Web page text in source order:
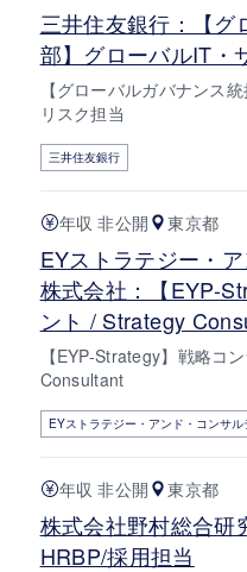
三井住友銀行：【グ
部】グローバルIT・
【グローバルガバナンス
リスク担当
三井住友銀行
年収 非公開 東京都
EYストラテジー・
株式会社：【EYP-
ント / Strategy
【EYP-Strategy】戦略コ
Consultant
EYストラテジー・アンド・コンサル
年収 非公開 東京都
株式会社野村総合研
HRBP/採用担当